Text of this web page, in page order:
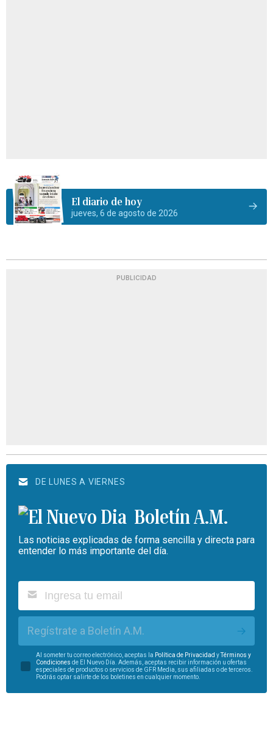
El diario de hoy
jueves, 6 de agosto de 2026
PUBLICIDAD
DE LUNES A VIERNES
Boletín A.M.
Las noticias explicadas de forma sencilla y directa para
entender lo más importante del día.
Regístrate a Boletín A.M.
Al someter tu correo electrónico, aceptas la Política de Privacidad yTérminos y
Condiciones de El Nuevo Día. Además, aceptas recibir información u ofertas
especiales de productos o servicios de GFR Media, sus afiliadas o de terceros.
Podrás optar salirte de los boletines en cualquier momento.